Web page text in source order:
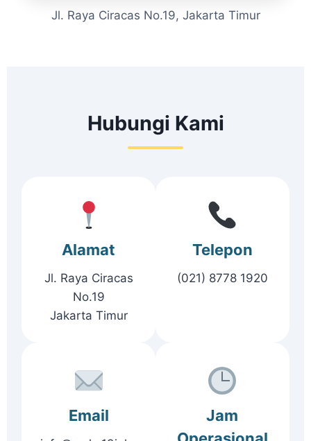
Jl. Raya Ciracas No.19, Jakarta Timur
Hubungi Kami
Alamat
Jl. Raya Ciracas
No.19
Jakarta Timur
Telepon
(021) 8778 1920
Email
Jam